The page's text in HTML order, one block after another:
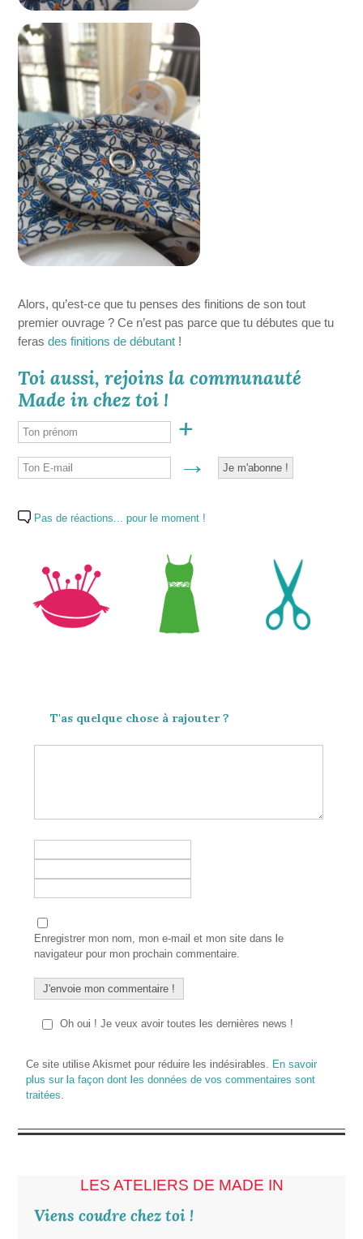
Alors, qu’est-ce que tu penses des finitions de son tout
premier ouvrage ? Ce n’est pas parce que tu débutes que tu
ferasdes finitions de débutant !
Toi aussi, rejoins la communauté
Made in chez toi !
Pas de réactions... pour le moment !
T'as quelque chose à rajouter ?
Enregistrer mon nom, mon e-mail et mon site dans le
navigateur pour mon prochain commentaire.
Oh oui ! Je veux avoir toutes les dernières news !
Ce site utilise Akismet pour réduire les indésirables. En savoir
plus sur la façon dont les données de vos commentaires sont
traitées.
LES ATELIERS DE MADE IN
Viens coudre chez toi !